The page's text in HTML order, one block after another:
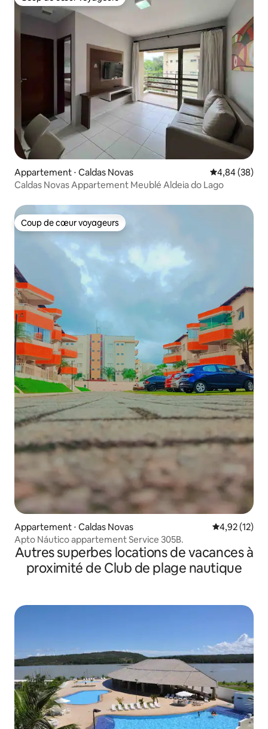
Coup de cœur voyageurs
Appartement ⋅ Caldas Novas Évaluation
4,84 (38)
Caldas Novas Appartement Meublé Aldeia do Lago
Coup de cœur voyageurs
Coup de cœur voyageurs
Appartement ⋅ Caldas Novas Évaluation
4,92 (12)
Apto Náutico appartement Service 305B.
Autres superbes locations de vacances à
proximité de Club de plage nautique